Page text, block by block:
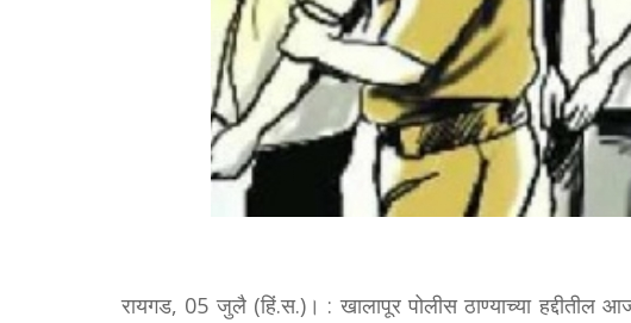
रायगड, 05 जुलै (हिं.स.)। : खालापूर पोलीस ठाण्याच्या हद्दीतील